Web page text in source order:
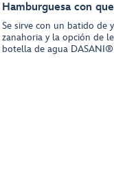
Hamburguesa con
Se sirve con un batido de
zanahoria y la opción de
botella de agua